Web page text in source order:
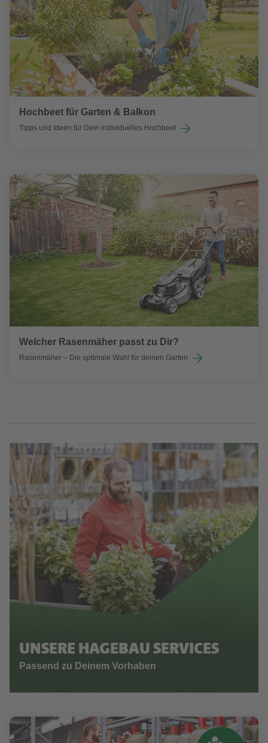
Hochbeet für Garten & Balkon
Tipps und Ideen für Dein individuelles Hochbeet
Welcher Rasenmäher passt zu Dir?
Rasenmäher – Die optimale Wahl für deinen Garten
UNSERE HAGEBAU SERVICES
Passend zu Deinem Vorhaben